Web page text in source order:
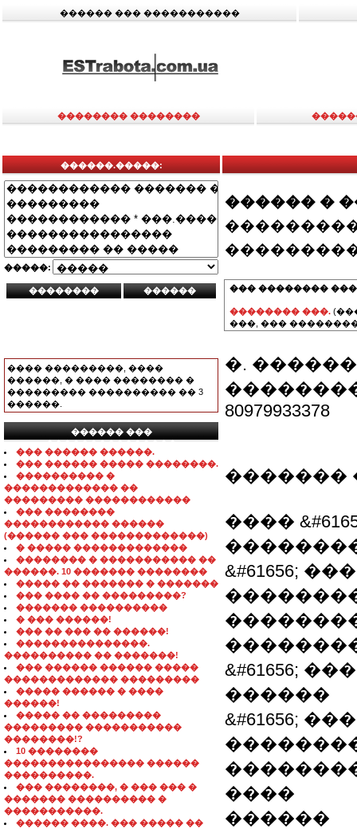
������ ��� �����������
�������� ��������
������.�����:
�����:
���� ���������, ����
������, � ���� �������� �
��������� ���������� �� 3
������.
������ ���
���������������
��� ������ ������.
��� ������ ����� ��������.
���������� �
������������� ��
��������� ������������
��� ��������
������������ ������
(������ ��� �������������)
� ����� �������������
�������� � ����������� ��
������. 10 ������� ��������
����� �� ������� � �������
��� ���� �� ���������?
������� ����������
� ��� ������!
��� �� ��� �� ������!
���������������.
���������� �� �������!
��� ������ ������ �����
������������� ���������
����� ������ � ����
������!
����� �� ���������
��������� �����������
��������!?
10 ��������
���������������� ������
����������.
��� ��������, � ��� ��� �
������� ���������� �
�����������.
������ ����. ��� ����� ��
������ �
��� ��������
�������� ���.
���, ���
�.
80979933378
�������
����
&#61656;
��������
��������:
&#61656;
������
&#61656;
����
������